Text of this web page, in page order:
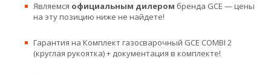
Являемся официальным дилером бренда GCE — цены
на эту позицию ниже не найдете!
Гарантия на Комплект газосварочный GCE COMBI 2
(круглая рукоятка) + документация в комплекте!